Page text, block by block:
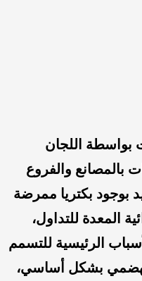
اللجان
بالمصانع والفروع
بوجود بكتريا ممرضة
المعدة للتداول،
الرئيسية للتسمم
الهضمي بشكل أساسي،